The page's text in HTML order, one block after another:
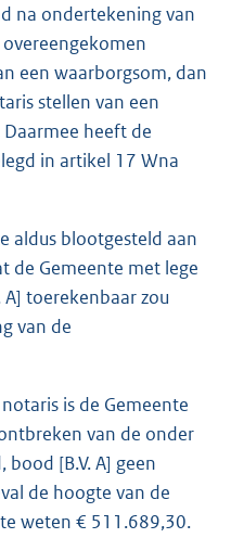
na ondertekening van
een waarborgsom, dan
stellen van een
heeft de
in artikel 17 Wna
aldus blootgesteld aan
de Gemeente met lege
A] toerekenbaar zou
van de
is de Gemeente
van de onder
[B.V. A] geen
de hoogte van de
weten € 511.689,30.